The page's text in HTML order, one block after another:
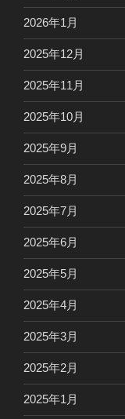
2026年1月
2025年12月
2025年11月
2025年10月
2025年9月
2025年8月
2025年7月
2025年6月
2025年5月
2025年4月
2025年3月
2025年2月
2025年1月